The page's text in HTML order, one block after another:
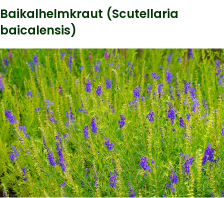
Baikalhelmkraut (Scutellaria
baicalensis)